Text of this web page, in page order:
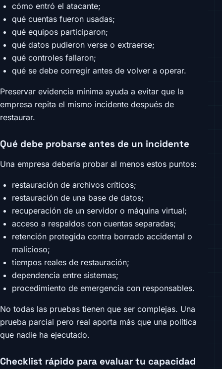
cómo entró el atacante;
qué cuentas fueron usadas;
qué equipos participaron;
qué datos pudieron verse o extraerse;
qué controles fallaron;
qué se debe corregir antes de volver a operar.
Preservar evidencia mínima ayuda a evitar que la
empresa repita el mismo incidente después de
restaurar.
Qué debe probarse antes de un incidente
Una empresa debería probar al menos estos puntos:
restauración de archivos críticos;
restauración de una base de datos;
recuperación de un servidor o máquina virtual;
acceso a respaldos con cuentas separadas;
retención protegida contra borrado accidental o
malicioso;
tiempos reales de restauración;
dependencia entre sistemas;
procedimiento de emergencia con responsables.
No todas las pruebas tienen que ser complejas. Una
prueba parcial pero real aporta más que una política
que nadie ha ejecutado.
Checklist rápido para evaluar tu capacidad